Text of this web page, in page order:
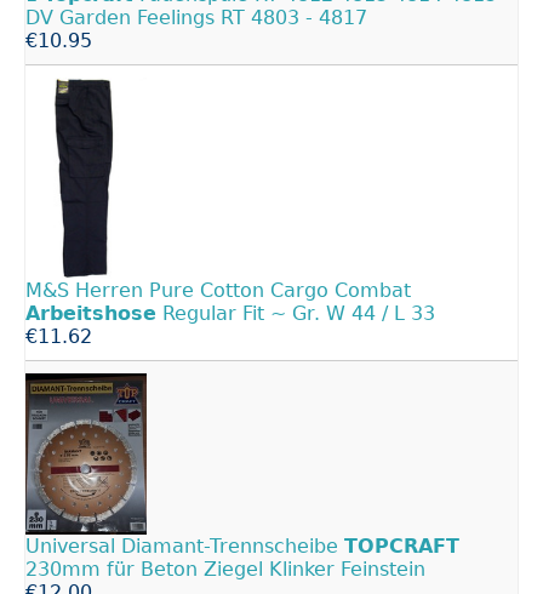
DV Garden Feelings RT 4803 - 4817
€10.95
M&S Herren Pure Cotton Cargo Combat
Arbeitshose Regular Fit ~ Gr. W 44 / L 33
€11.62
Universal Diamant-Trennscheibe TOPCRAFT
230mm für Beton Ziegel Klinker Feinstein